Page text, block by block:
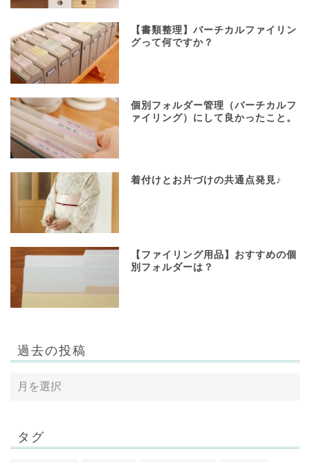
【書類整理】バーチカルファイリン
グって何ですか？
個別フォルダー管理（バーチカルフ
ァイリング）にして良かったこと。
着付けとお片づけの共通点発見♪
【ファイリング用品】おすすめの個
別フォルダーは？
過去の投稿
タグ